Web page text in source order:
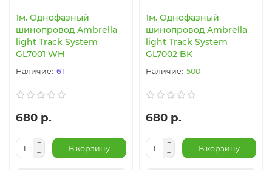
1м. Однофазный
шинопровод Ambrella
light Track System
GL7001 WH
61
680 р.
В корзину
1м. Однофазный
шинопровод Ambrella
light Track System
GL7002 BK
500
680 р.
В корзину